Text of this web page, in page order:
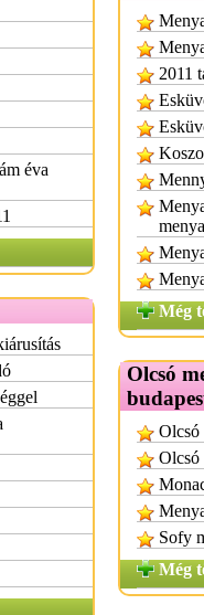
éva
2011
Még
Olcsó
Olcsó
Olcsó
Sofy
Még